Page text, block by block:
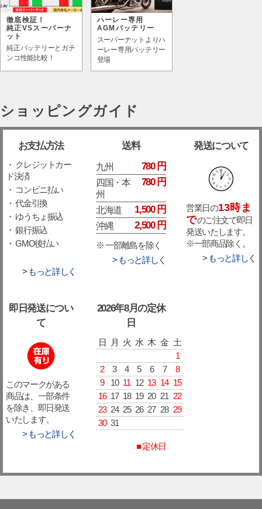
徹底検証！
純正VSスーパーナ
ット
純正バッテリーとガチ
ンコ性能比較！
ハーレー専用
AGMバッテリー
スーパーナットよりハ
ーレー専用バッテリー
登場
ショッピングガイド
お支払方法
・ クレジットカー
ド決済
・ コンビニ払い
・ 代金引換
・ ゆうちょ振込
・ 銀行振込
・ GMO後払い
> もっと詳しく
送料
九州 780 円
四国・本
州
780 円
北海道 1,500 円
沖縄 2,500 円
※ 一部離島を除く
> もっと詳しく
発送について
営業日の13時ま
でのご注文で即日
発送いたします。
※一部商品除く。
> もっと詳しく
即日発送につい
て
このマークがある
商品は、一部条件
を除き、即日発送
いたします。
> もっと詳しく
2026年8月の定休
日
日 月 火 水 木 金 土
1
2
3 4 5 6 7
8
9
10 11 12 13 14 15
16 17 18 19 20 21 22
23 24 25 26 27 28 29
30 31
■ 定休日